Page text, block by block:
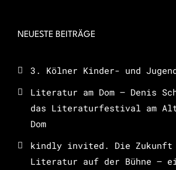
NEUESTE BEITRÄGE
3. Kölner Kinder- und
Literatur am Dom – Denis
das Literaturfestival am
Dom
kindly invited. Die Zukunft
Literatur auf der Bühne –